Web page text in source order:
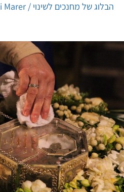
הבלוג של מחנכים לשינוי/ By
Adi Marer